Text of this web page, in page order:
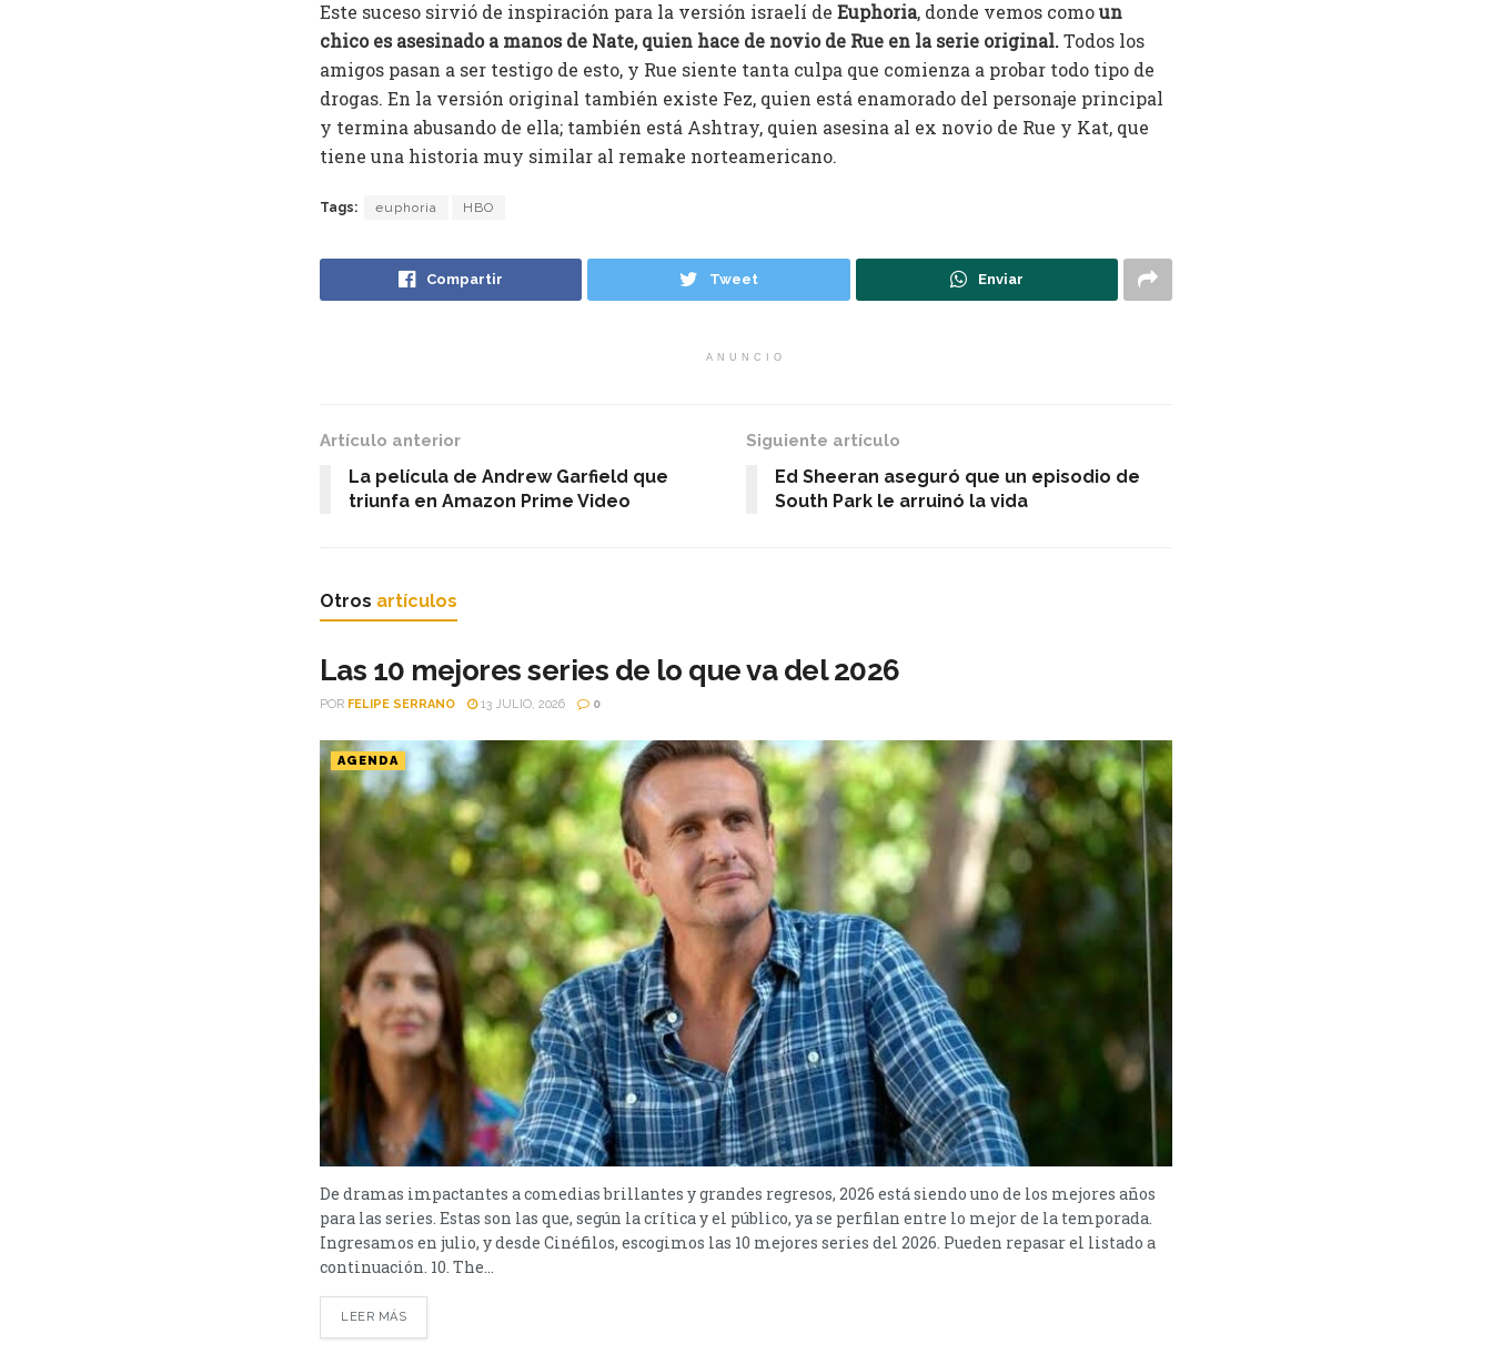
Este suceso sirvió de inspiración para la versión israelí de Euphoria, donde vemos comoun
chico es asesinado a manos de Nate, quien hace de novio de Rue en la serie original.Todos los
amigos pasan a ser testigo de esto, y Rue siente tanta culpa que comienza a probar todo tipo de
drogas. En la versión original también existe Fez, quien está enamorado del personaje principal
y termina abusando de ella; también está Ashtray, quien asesina al ex novio de Rue y Kat, que
tiene una historia muy similar al remake norteamericano.
Tags: euphoria HBO
Compartir Tweet Enviar
ANUNCIO
Artículo anterior
La película de Andrew Garfield que
triunfa en Amazon Prime Video
Siguiente artículo
Ed Sheeran aseguró que un episodio de
South Park le arruinó la vida
Otros artículos
Las 10 mejores series de lo que va del 2026
POR FELIPE SERRANO 13 JULIO, 2026 0
AGENDA
De dramas impactantes a comedias brillantes y grandes regresos, 2026 está siendo uno de los mejores años
para las series. Estas son las que, según la crítica y el público, ya se perfilan entre lo mejor de la temporada.
Ingresamos en julio, y desde Cinéfilos, escogimos las 10 mejores series del 2026. Pueden repasar el listado a
continuación. 10. The...
LEER MÁS